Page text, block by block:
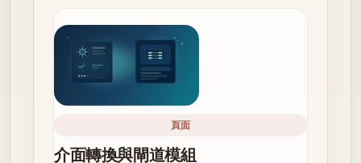
頁面
介面轉換與閘道模組